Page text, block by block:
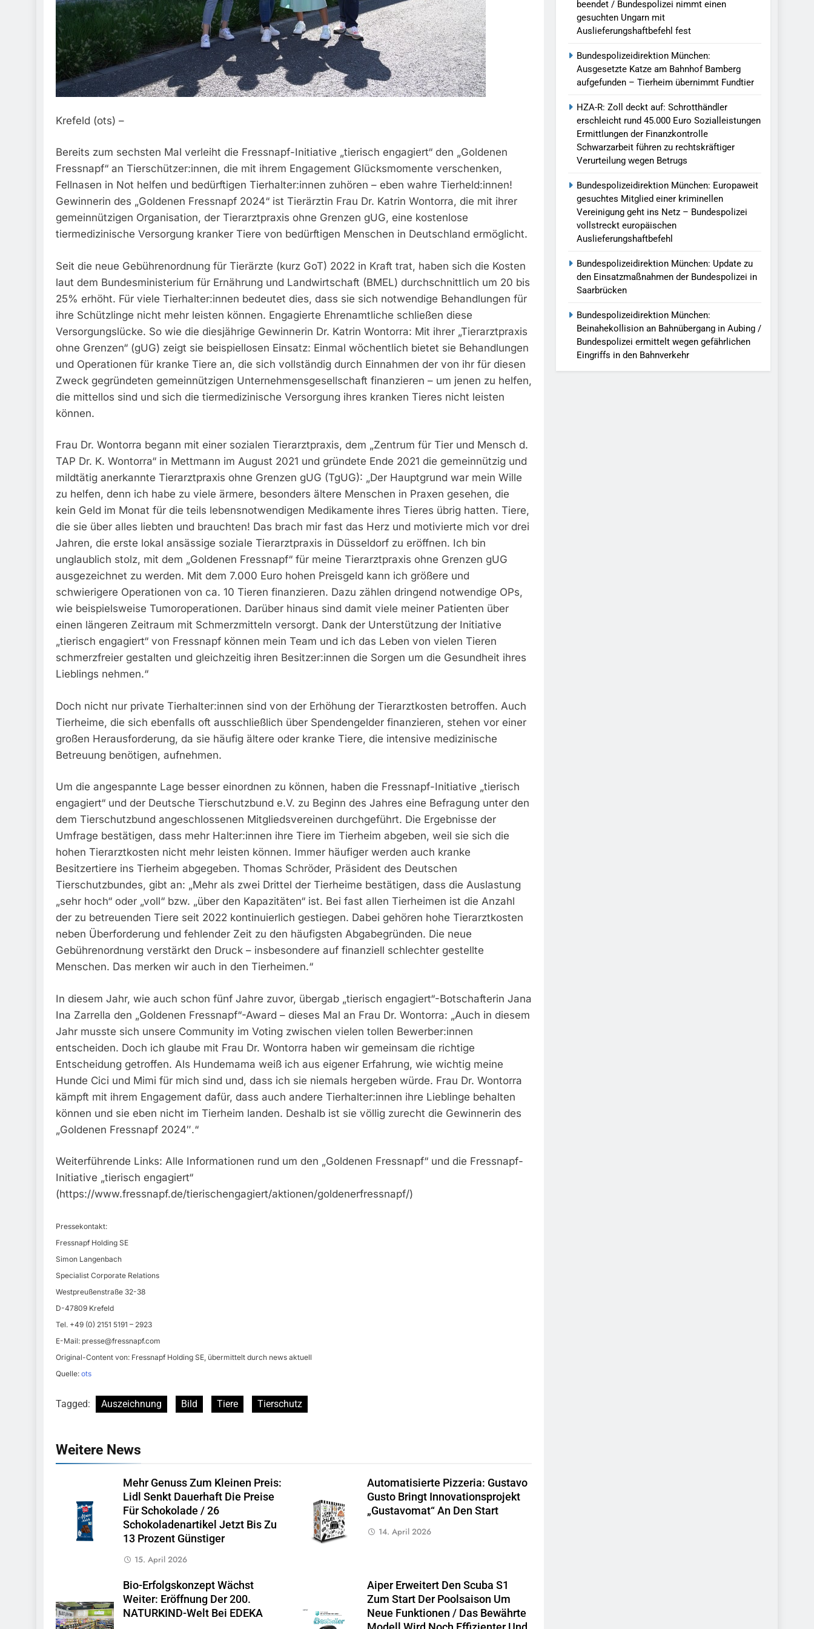
Krefeld (ots) –
Bereits zum sechsten Mal verleiht die Fressnapf-Initiative „tierisch engagiert“ den „Goldenen
Fressnapf“ an Tierschützer:innen, die mit ihrem Engagement Glücksmomente verschenken,
Fellnasen in Not helfen und bedürftigen Tierhalter:innen zuhören – eben wahre Tierheld:innen!
Gewinnerin des „Goldenen Fressnapf 2024“ ist Tierärztin Frau Dr. Katrin Wontorra, die mit ihrer
gemeinnützigen Organisation, der Tierarztpraxis ohne Grenzen gUG, eine kostenlose
tiermedizinische Versorgung kranker Tiere von bedürftigen Menschen in Deutschland ermöglicht.
Seit die neue Gebührenordnung für Tierärzte (kurz GoT) 2022 in Kraft trat, haben sich die Kosten
laut dem Bundesministerium für Ernährung und Landwirtschaft (BMEL) durchschnittlich um 20 bis
25% erhöht. Für viele Tierhalter:innen bedeutet dies, dass sie sich notwendige Behandlungen für
ihre Schützlinge nicht mehr leisten können. Engagierte Ehrenamtliche schließen diese
Versorgungslücke. So wie die diesjährige Gewinnerin Dr. Katrin Wontorra: Mit ihrer „Tierarztpraxis
ohne Grenzen“ (gUG) zeigt sie beispiellosen Einsatz: Einmal wöchentlich bietet sie Behandlungen
und Operationen für kranke Tiere an, die sich vollständig durch Einnahmen der von ihr für diesen
Zweck gegründeten gemeinnützigen Unternehmensgesellschaft finanzieren – um jenen zu helfen,
die mittellos sind und sich die tiermedizinische Versorgung ihres kranken Tieres nicht leisten
können.
Frau Dr. Wontorra begann mit einer sozialen Tierarztpraxis, dem „Zentrum für Tier und Mensch d.
TAP Dr. K. Wontorra“ in Mettmann im August 2021 und gründete Ende 2021 die gemeinnützig und
mildtätig anerkannte Tierarztpraxis ohne Grenzen gUG (TgUG): „Der Hauptgrund war mein Wille
zu helfen, denn ich habe zu viele ärmere, besonders ältere Menschen in Praxen gesehen, die
kein Geld im Monat für die teils lebensnotwendigen Medikamente ihres Tieres übrig hatten. Tiere,
die sie über alles liebten und brauchten! Das brach mir fast das Herz und motivierte mich vor drei
Jahren, die erste lokal ansässige soziale Tierarztpraxis in Düsseldorf zu eröffnen. Ich bin
unglaublich stolz, mit dem „Goldenen Fressnapf“ für meine Tierarztpraxis ohne Grenzen gUG
ausgezeichnet zu werden. Mit dem 7.000 Euro hohen Preisgeld kann ich größere und
schwierigere Operationen von ca. 10 Tieren finanzieren. Dazu zählen dringend notwendige OPs,
wie beispielsweise Tumoroperationen. Darüber hinaus sind damit viele meiner Patienten über
einen längeren Zeitraum mit Schmerzmitteln versorgt. Dank der Unterstützung der Initiative
„tierisch engagiert“ von Fressnapf können mein Team und ich das Leben von vielen Tieren
schmerzfreier gestalten und gleichzeitig ihren Besitzer:innen die Sorgen um die Gesundheit ihres
Lieblings nehmen.“
Doch nicht nur private Tierhalter:innen sind von der Erhöhung der Tierarztkosten betroffen. Auch
Tierheime, die sich ebenfalls oft ausschließlich über Spendengelder finanzieren, stehen vor einer
großen Herausforderung, da sie häufig ältere oder kranke Tiere, die intensive medizinische
Betreuung benötigen, aufnehmen.
Um die angespannte Lage besser einordnen zu können, haben die Fressnapf-Initiative „tierisch
engagiert“ und der Deutsche Tierschutzbund e.V. zu Beginn des Jahres eine Befragung unter den
dem Tierschutzbund angeschlossenen Mitgliedsvereinen durchgeführt. Die Ergebnisse der
Umfrage bestätigen, dass mehr Halter:innen ihre Tiere im Tierheim abgeben, weil sie sich die
hohen Tierarztkosten nicht mehr leisten können. Immer häufiger werden auch kranke
Besitzertiere ins Tierheim abgegeben. Thomas Schröder, Präsident des Deutschen
Tierschutzbundes, gibt an: „Mehr als zwei Drittel der Tierheime bestätigen, dass die Auslastung
„sehr hoch“ oder „voll“ bzw. „über den Kapazitäten“ ist. Bei fast allen Tierheimen ist die Anzahl
der zu betreuenden Tiere seit 2022 kontinuierlich gestiegen. Dabei gehören hohe Tierarztkosten
neben Überforderung und fehlender Zeit zu den häufigsten Abgabegründen. Die neue
Gebührenordnung verstärkt den Druck – insbesondere auf finanziell schlechter gestellte
Menschen. Das merken wir auch in den Tierheimen.“
In diesem Jahr, wie auch schon fünf Jahre zuvor, übergab „tierisch engagiert“-Botschafterin Jana
Ina Zarrella den „Goldenen Fressnapf“-Award – dieses Mal an Frau Dr. Wontorra: „Auch in diesem
Jahr musste sich unsere Community im Voting zwischen vielen tollen Bewerber:innen
entscheiden. Doch ich glaube mit Frau Dr. Wontorra haben wir gemeinsam die richtige
Entscheidung getroffen. Als Hundemama weiß ich aus eigener Erfahrung, wie wichtig meine
Hunde Cici und Mimi für mich sind und, dass ich sie niemals hergeben würde. Frau Dr. Wontorra
kämpft mit ihrem Engagement dafür, dass auch andere Tierhalter:innen ihre Lieblinge behalten
können und sie eben nicht im Tierheim landen. Deshalb ist sie völlig zurecht die Gewinnerin des
„Goldenen Fressnapf 2024″.“
Weiterführende Links: Alle Informationen rund um den „Goldenen Fressnapf“ und die Fressnapf-
Initiative „tierisch engagiert“
(https://www.fressnapf.de/tierischengagiert/aktionen/goldenerfressnapf/)
Pressekontakt:
Fressnapf Holding SE
Simon Langenbach
Specialist Corporate Relations
Westpreußenstraße 32-38
D-47809 Krefeld
Tel. +49 (0) 2151 5191 – 2923
E-Mail: presse@fressnapf.com
Original-Content von: Fressnapf Holding SE, übermittelt durch news aktuell
Quelle: ots
Tagged: Auszeichnung Bild Tiere Tierschutz
Weitere News
Mehr Genuss Zum Kleinen Preis:
Lidl Senkt Dauerhaft Die Preise
Für Schokolade / 26
Schokoladenartikel Jetzt Bis Zu
13 Prozent Günstiger
15. April 2026
Automatisierte Pizzeria: Gustavo
Gusto Bringt Innovationsprojekt
„Gustavomat“ An Den Start
14. April 2026
Bio-Erfolgskonzept Wächst
Weiter: Eröffnung Der 200.
NATURKIND-Welt Bei EDEKA
Aiper Erweitert Den Scuba S1
Zum Start Der Poolsaison Um
Neue Funktionen / Das Bewährte
beendet / Bundespolizei nimmt einen
gesuchten Ungarn mit
Auslieferungshaftbefehl fest
Bundespolizeidirektion München:
Ausgesetzte Katze am Bahnhof Bamberg
aufgefunden – Tierheim übernimmt Fundtier
HZA-R: Zoll deckt auf: Schrotthändler
erschleicht rund 45.000 Euro Sozialleistungen
Ermittlungen der Finanzkontrolle
Schwarzarbeit führen zu rechtskräftiger
Verurteilung wegen Betrugs
Bundespolizeidirektion München: Europaweit
gesuchtes Mitglied einer kriminellen
Vereinigung geht ins Netz – Bundespolizei
vollstreckt europäischen
Auslieferungshaftbefehl
Bundespolizeidirektion München: Update zu
den Einsatzmaßnahmen der Bundespolizei in
Saarbrücken
Bundespolizeidirektion München:
Beinahekollision an Bahnübergang in Aubing /
Bundespolizei ermittelt wegen gefährlichen
Eingriffs in den Bahnverkehr